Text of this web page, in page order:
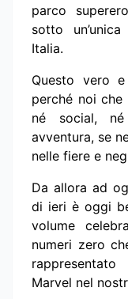
parco
sotto
Italia.
Questo vero
perché noi che
né social,
avventura, se
nelle fiere e
Da allora ad
di ieri è oggi
volume
numeri zero
Marvel nel